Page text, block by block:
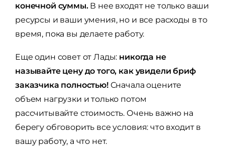
конечной суммы.В нее входят не только ваши
ресурсы и ваши умения, но и все расходы в то
время, пока вы делаете работу.
Еще один совет от Лады: никогда не
называйте цену до того, как увидели бриф
заказчика полностью! Сначала оцените
объем нагрузки и только потом
рассчитывайте стоимость. Очень важно на
берегу обговорить все условия: что входит в
вашу работу, а что нет.